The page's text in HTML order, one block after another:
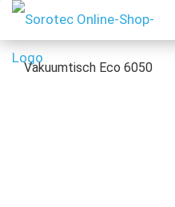
Vakuumtisch Eco 6050